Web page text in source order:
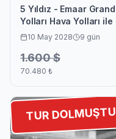
5 Yıldız - Emaar
Yolları Hava Yolları
10 May 2028 9 gün
1.600$
70.480 ₺
TUR